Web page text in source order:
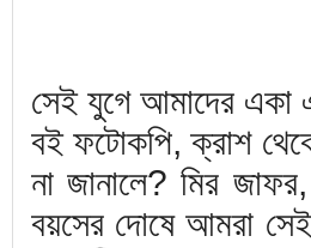
সেই যুগে আমাদের একা
বই ফটোকপি, ক্রাশ
না জানালে? মির
বয়সের দোষে আমরা